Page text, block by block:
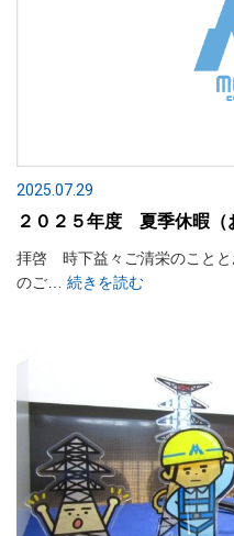
2025.07.29
２０２５年度 夏季休暇（
拝啓 時下益々ご清栄のことと
のご… 続きを読む